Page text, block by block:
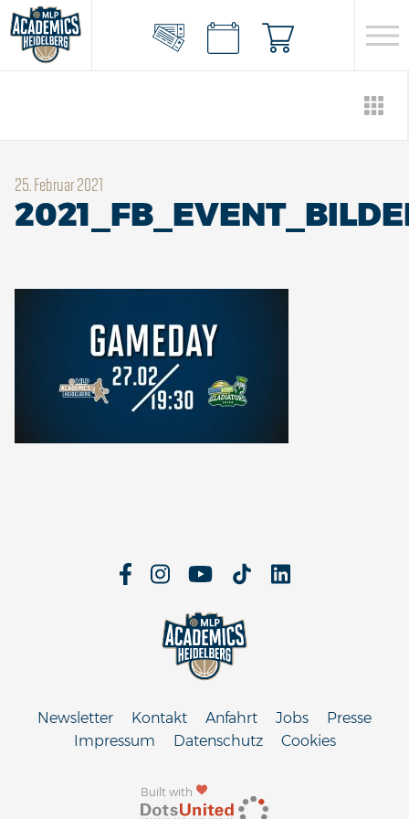
25. Februar 2021
Built with
Newsletter Kontakt Anfahrt Jobs
Presse
Impressum
Datenschutz Cookies